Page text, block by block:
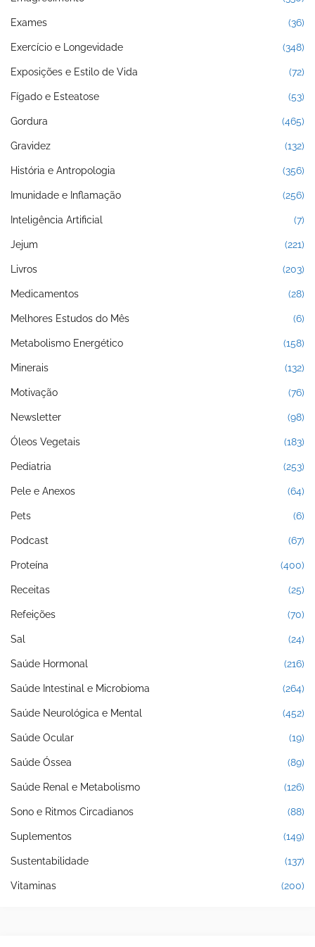
Exames (36)
Exercício e Longevidade (348)
Exposições e Estilo de Vida (72)
Fígado e Esteatose (53)
Gordura (465)
Gravidez (132)
História e Antropologia (356)
Imunidade e Inflamação (256)
Inteligência Artificial (7)
Jejum (221)
Livros (203)
Medicamentos (28)
Melhores Estudos do Mês (6)
Metabolismo Energético (158)
Minerais (132)
Motivação (76)
Newsletter (98)
Óleos Vegetais (183)
Pediatria (253)
Pele e Anexos (64)
Pets (6)
Podcast (67)
Proteína (400)
Receitas (25)
Refeições (70)
Sal (24)
Saúde Hormonal (216)
Saúde Intestinal e Microbioma (264)
Saúde Neurológica e Mental (452)
Saúde Ocular (19)
Saúde Óssea (89)
Saúde Renal e Metabolismo (126)
Sono e Ritmos Circadianos (88)
Suplementos (149)
Sustentabilidade (137)
Vitaminas (200)